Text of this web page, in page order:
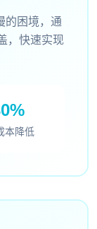
的困境，通
，快速实现
本降低